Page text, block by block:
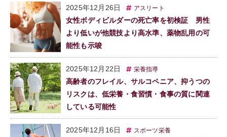
2025年12月26日 アスリート
女性ボディビルダーの死亡率を初検証 男性
より低いが他競技より高水準、薬物乱用の可
能性も示唆
2025年12月22日 栄養指導
高齢者のフレイル、サルコペニア、抑うつの
リスクは、低栄養・食習慣・食事の質に関連
している可能性
2025年12月16日 スポーツ栄養